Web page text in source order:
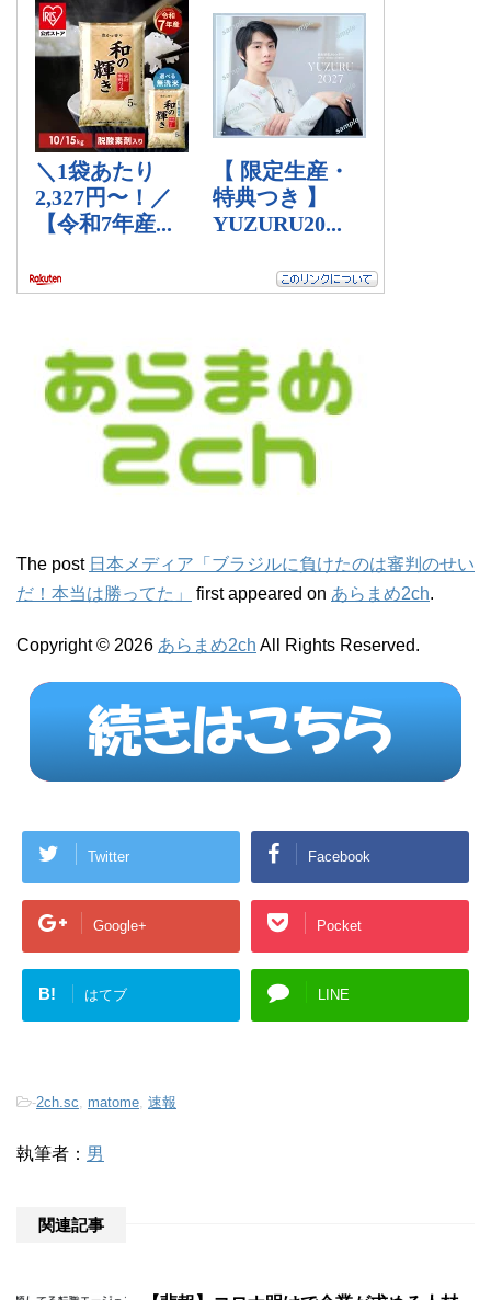
The post 日本メディア「ブラジルに負けたのは審判のせい
だ！本当は勝ってた」
first appeared on あらまめ2ch.
Copyright © 2026 あらまめ2ch All Rights Reserved.
Twitter Facebook
Google+ Pocket
B! はてブ LINE
-2ch.sc matome 速報
執筆者： 男
関連記事